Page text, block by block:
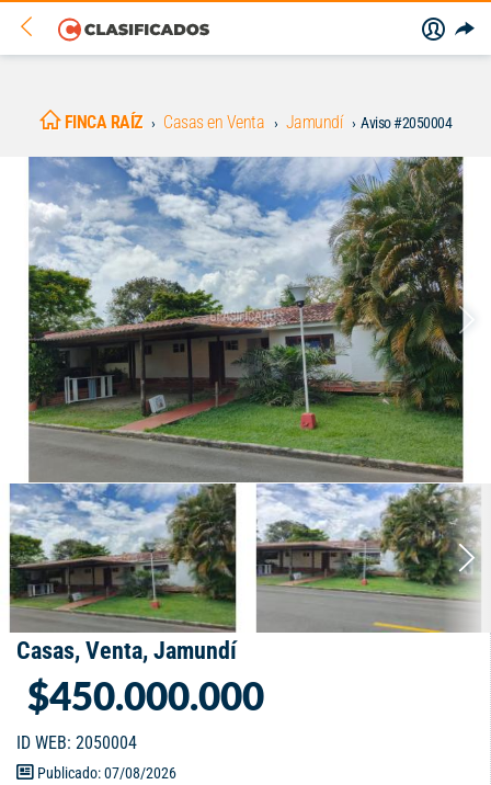
FINCA RAÍZ Casas en Venta Jamundí Aviso #2050004
Casas, Venta, Jamundí
$450.000.000
ID WEB: 2050004
Publicado: 07/08/2026